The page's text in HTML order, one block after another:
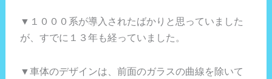
▼１０００系が導入されたばかりと思っていました
が、すでに１３年も経っていました。
▼車体のデザインは、前面のガラスの曲線を除いて